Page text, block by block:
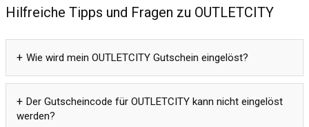
Hilfreiche Tipps und Fragen zu OUTLETCITY
Wie wird mein OUTLETCITY Gutschein eingelöst?
Der Gutscheincode für OUTLETCITY kann nicht eingelöst
werden?